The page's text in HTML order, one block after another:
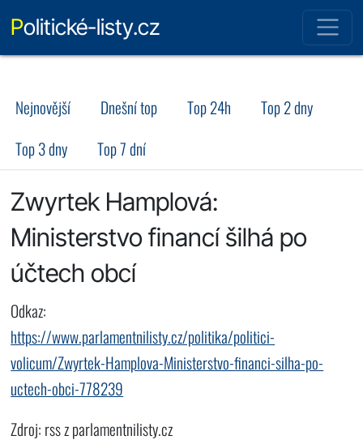
Politické-listy.cz
Nejnovější Dnešní top Top 24h
Top 2 dny
Top 3 dny
Top 7 dní
Zwyrtek Hamplová:
Ministerstvo financí šilhá po
účtech obcí
Odkaz:
https://www.parlamentnilisty.cz/politika/politici-
volicum/Zwyrtek-Hamplova-Ministerstvo-financi-silha-po-
uctech-obci-778239
Zdroj: rss z parlamentnilisty.cz